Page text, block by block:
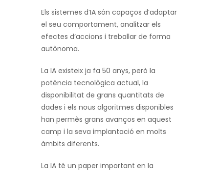
Els sistemes d’IA són capaços d’adaptar
el seu comportament, analitzar els
efectes d’accions i treballar de forma
autònoma.
La IA existeix ja fa 50 anys, però la
potència tecnològica actual, la
disponibilitat de grans quantitats de
dades i els nous algoritmes disponibles
han permès grans avanços en aquest
camp i la seva implantació en molts
àmbits diferents.
La IA té un paper important en la